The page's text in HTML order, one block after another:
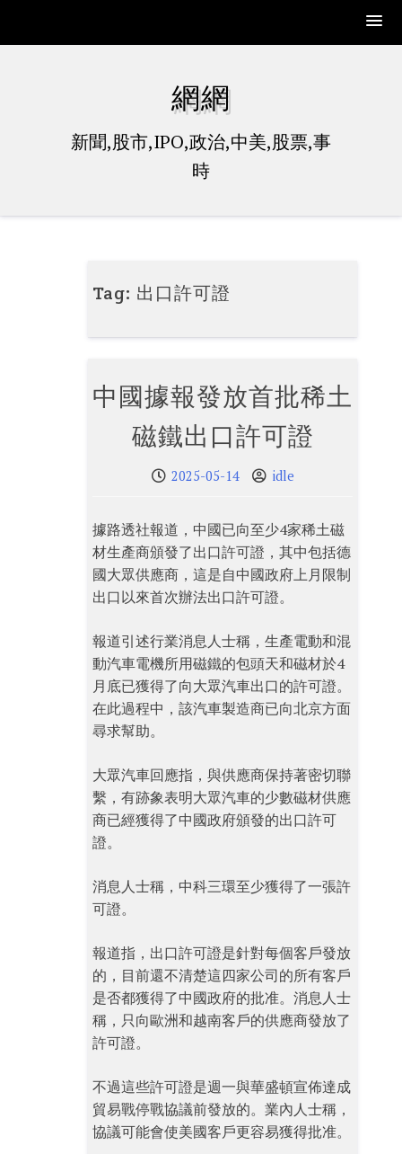
網網
新聞,股市,IPO,政治,中美,股票,事
時
Tag: 出口許可證
中國據報發放首批稀土
磁鐵出口許可證
2025-05-14 idle
據路透社報道，中國已向至少4家稀土磁
材生產商頒發了出口許可證，其中包括德
國大眾供應商，這是自中國政府上月限制
出口以來首次辦法出口許可證。
報道引述行業消息人士稱，生產電動和混
動汽車電機所用磁鐵的包頭天和磁材於4
月底已獲得了向大眾汽車出口的許可證。
在此過程中，該汽車製造商已向北京方面
尋求幫助。
大眾汽車回應指，與供應商保持著密切聯
繫，有跡象表明大眾汽車的少數磁材供應
商已經獲得了中國政府頒發的出口許可
證。
消息人士稱，中科三環至少獲得了一張許
可證。
報道指，出口許可證是針對每個客戶發放
的，目前還不清楚這四家公司的所有客戶
是否都獲得了中國政府的批准。消息人士
稱，只向歐洲和越南客戶的供應商發放了
許可證。
不過這些許可證是週一與華盛頓宣佈達成
貿易戰停戰協議前發放的。業內人士稱，
協議可能會使美國客戶更容易獲得批准。